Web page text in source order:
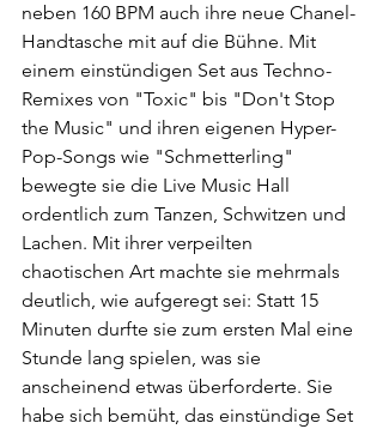
neben 160 BPM auch ihre neue Chanel-
Handtasche mit auf die Bühne. Mit
einem einstündigen Set aus Techno-
Remixes von "Toxic" bis "Don't Stop
the Music" und ihren eigenen Hyper-
Pop-Songs wie "Schmetterling"
bewegte sie die Live Music Hall
ordentlich zum Tanzen, Schwitzen und
Lachen. Mit ihrer verpeilten
chaotischen Art machte sie mehrmals
deutlich, wie aufgeregt sei: Statt 15
Minuten durfte sie zum ersten Mal eine
Stunde lang spielen, was sie
anscheinend etwas überforderte. Sie
habe sich bemüht, das einstündige Set